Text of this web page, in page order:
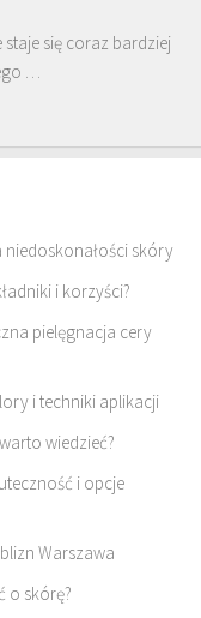
się coraz bardziej
…
niedoskonałości skóry
i korzyści?
pielęgnacja cery
i techniki aplikacji
wiedzieć?
i opcje
Warszawa
o skórę?